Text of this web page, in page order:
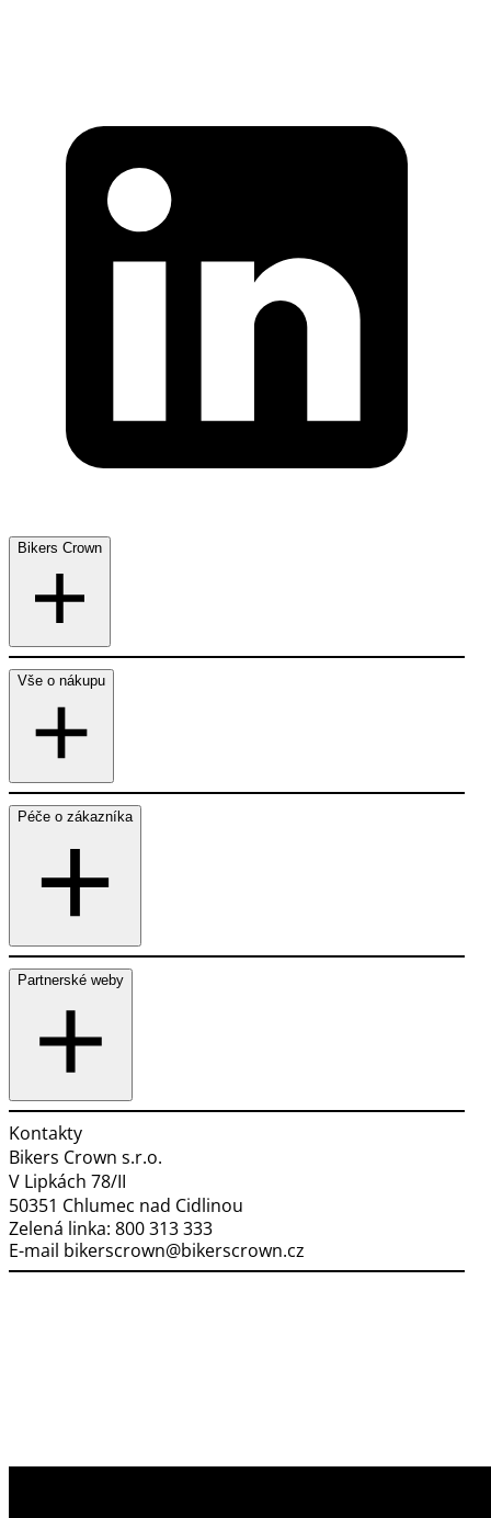
Bikers Crown
Vše o nákupu
Péče o zákazníka
Partnerské weby
Kontakty
Bikers Crown s.r.o.
V Lipkách 78/II
50351 Chlumec nad Cidlinou
Zelená linka: 800 313 333
E-mail bikerscrown@bikerscrown.cz